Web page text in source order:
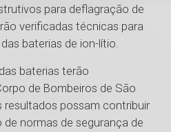
para deflagração de
verificadas técnicas para
baterias de ion-lítio.
baterias terão
de Bombeiros de São
resultados possam contribuir
normas de segurança de